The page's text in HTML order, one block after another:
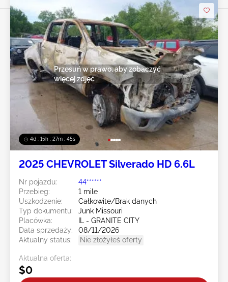
4d : 15h : 27m : 43s
Przesuń w prawo, aby zobaczyć
więcej zdjęć
2025 CHEVROLET Silverado HD 6.6L
Nr pojazdu:
44******
Przebieg:
1 mile
Uszkodzenie:
Całkowite/Brak danych
Typ dokumentu:
Junk Missouri
Placówka:
IL - GRANITE CITY
Data sprzedaży:
08/11/2026
Aktualny status:
Nie złożyłeś oferty
Aktualna oferta:
$0